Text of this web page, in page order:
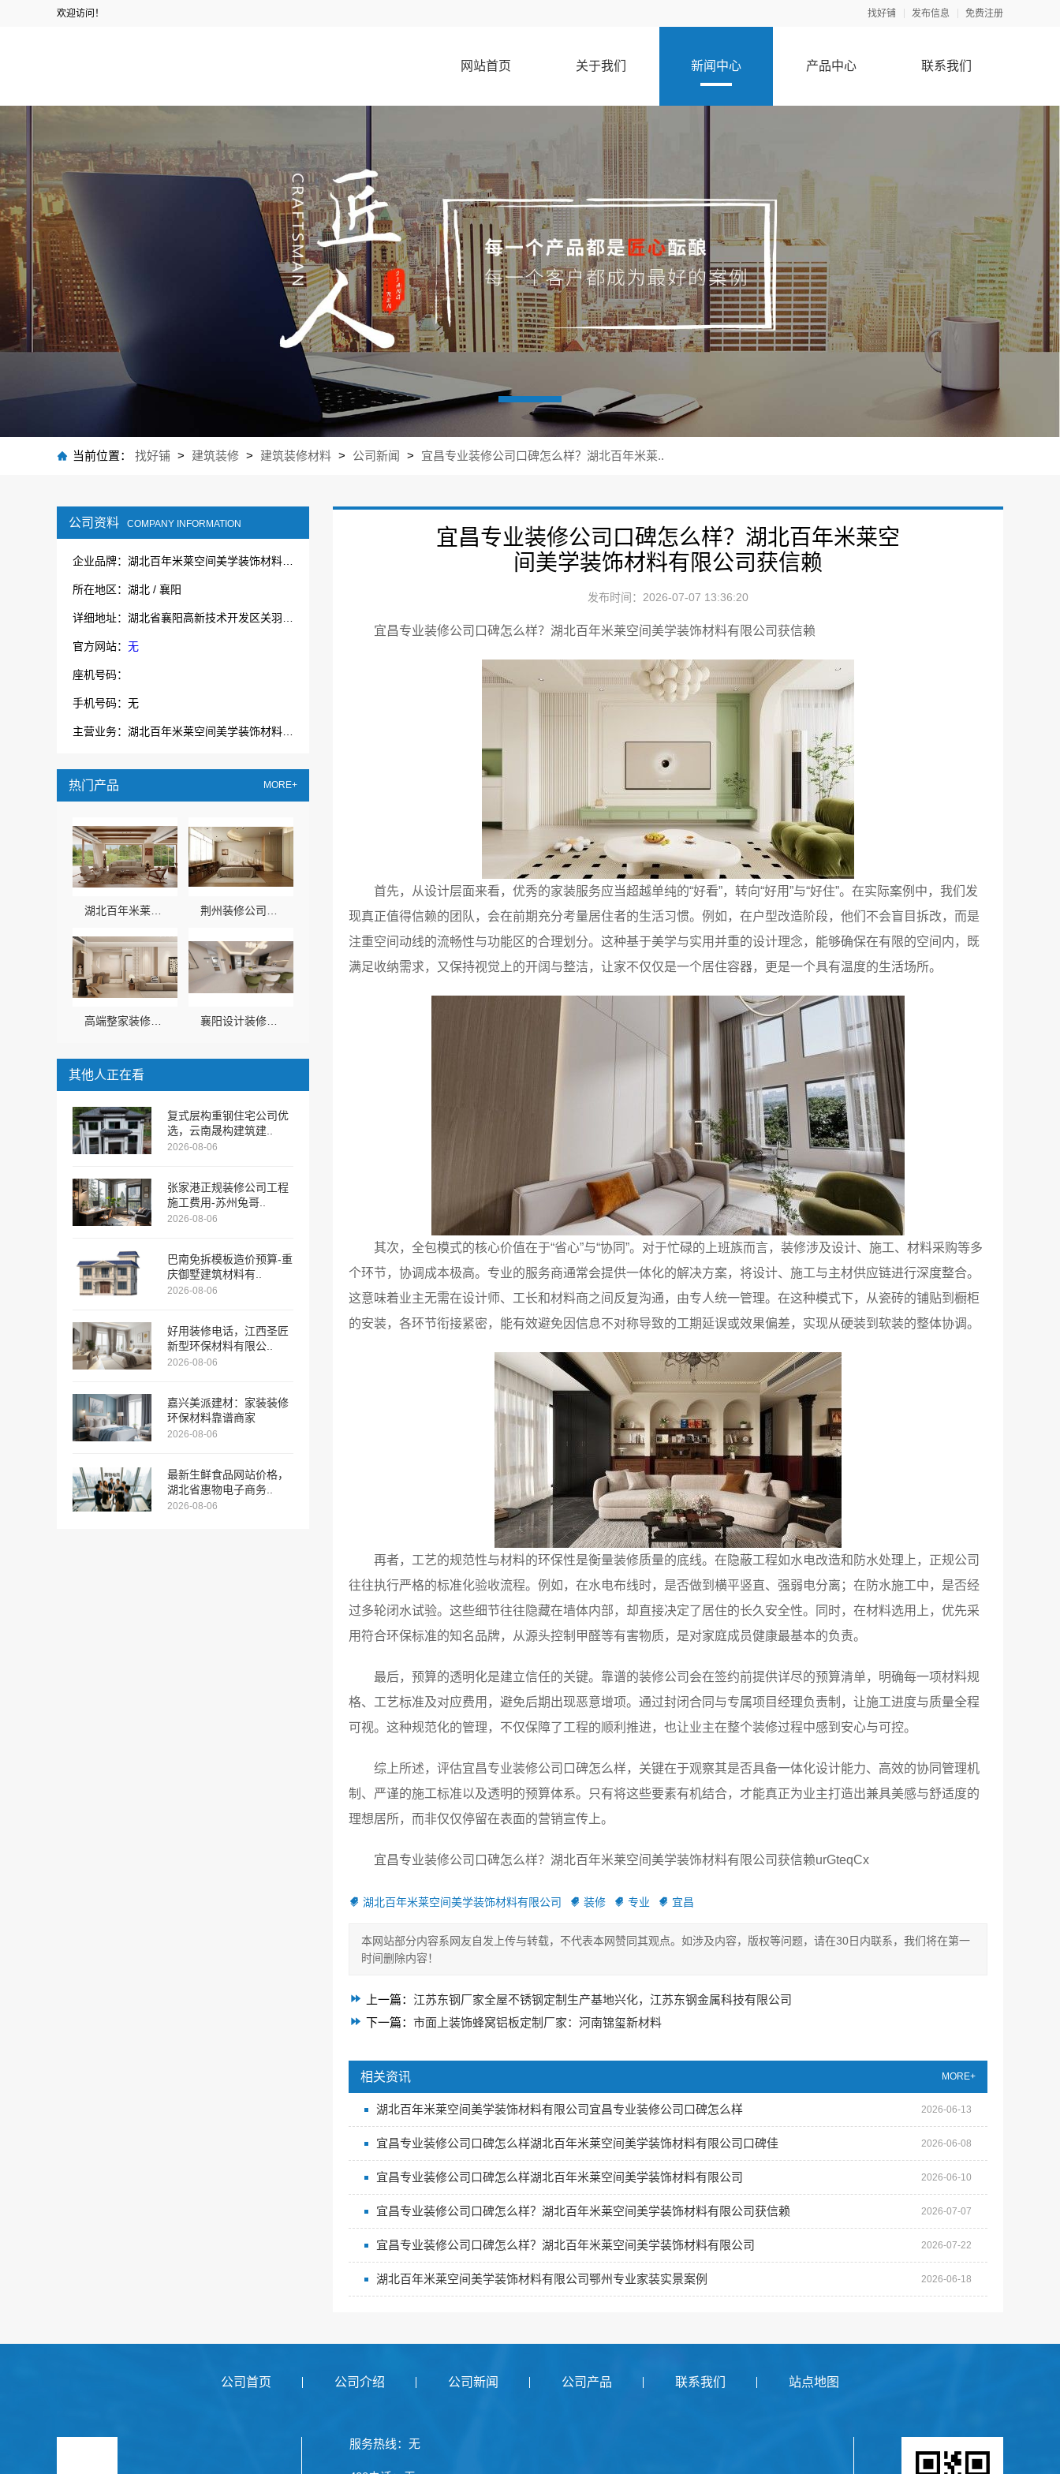
欢迎访问！ 找好铺 发布信息 免费注册
网站首页 关于我们 新闻中心 产品中心 联系我们
当前位置： 找好铺 > 建筑装修 > 建筑装修材料 > 公司新闻 > 宜昌专业装修公司口碑怎么样？湖北百年米莱..
公司资料 COMPANY INFORMATION
所在地区：湖北 / 襄阳
官方网站： 无
座机号码：
手机号码：无
热门产品 MORE+
其他人正在看
复式层构重钢住宅公司优
选，云南晟构建筑建..
2026-08-06
张家港正规装修公司工程
施工费用-苏州兔哥..
2026-08-06
巴南免拆模板造价预算-重
庆御墅建筑材料有..
2026-08-06
好用装修电话，江西圣匠
新型环保材料有限公..
2026-08-06
嘉兴美派建材：家装装修
环保材料靠谱商家
2026-08-06
最新生鲜食品网站价格，
湖北省惠物电子商务..
2026-08-06
宜昌专业装修公司口碑怎么样？湖北百年米莱空
间美学装饰材料有限公司获信赖
发布时间：2026-07-07 13:36:20
宜昌专业装修公司口碑怎么样？湖北百年米莱空间美学装饰材料有限公司获信赖
首先，从设计层面来看，优秀的家装服务应当超越单纯的“好看”，转向“好用”与“好住”。在实际案例中，我们发
现真正值得信赖的团队，会在前期充分考量居住者的生活习惯。例如，在户型改造阶段，他们不会盲目拆改，而是
注重空间动线的流畅性与功能区的合理划分。这种基于美学与实用并重的设计理念，能够确保在有限的空间内，既
满足收纳需求，又保持视觉上的开阔与整洁，让家不仅仅是一个居住容器，更是一个具有温度的生活场所。
其次，全包模式的核心价值在于“省心”与“协同”。对于忙碌的上班族而言，装修涉及设计、施工、材料采购等多
个环节，协调成本极高。专业的服务商通常会提供一体化的解决方案，将设计、施工与主材供应链进行深度整合。
这意味着业主无需在设计师、工长和材料商之间反复沟通，由专人统一管理。在这种模式下，从瓷砖的铺贴到橱柜
的安装，各环节衔接紧密，能有效避免因信息不对称导致的工期延误或效果偏差，实现从硬装到软装的整体协调。
再者，工艺的规范性与材料的环保性是衡量装修质量的底线。在隐蔽工程如水电改造和防水处理上，正规公司
往往执行严格的标准化验收流程。例如，在水电布线时，是否做到横平竖直、强弱电分离；在防水施工中，是否经
过多轮闭水试验。这些细节往往隐藏在墙体内部，却直接决定了居住的长久安全性。同时，在材料选用上，优先采
用符合环保标准的知名品牌，从源头控制甲醛等有害物质，是对家庭成员健康最基本的负责。
最后，预算的透明化是建立信任的关键。靠谱的装修公司会在签约前提供详尽的预算清单，明确每一项材料规
格、工艺标准及对应费用，避免后期出现恶意增项。通过封闭合同与专属项目经理负责制，让施工进度与质量全程
可视。这种规范化的管理，不仅保障了工程的顺利推进，也让业主在整个装修过程中感到安心与可控。
综上所述，评估宜昌专业装修公司口碑怎么样，关键在于观察其是否具备一体化设计能力、高效的协同管理机
制、严谨的施工标准以及透明的预算体系。只有将这些要素有机结合，才能真正为业主打造出兼具美感与舒适度的
理想居所，而非仅仅停留在表面的营销宣传上。
宜昌专业装修公司口碑怎么样？湖北百年米莱空间美学装饰材料有限公司获信赖urGteqCx
湖北百年米莱空间美学装饰材料有限公司 装修 专业 宜昌
本网站部分内容系网友自发上传与转载，不代表本网赞同其观点。如涉及内容，版权等问题，请在30日内联系，我们将在第一
时间删除内容！
上一篇： 江苏东钢厂家全屋不锈钢定制生产基地兴化，江苏东钢金属科技有限公司
下一篇： 市面上装饰蜂窝铝板定制厂家：河南锦玺新材料
相关资讯 MORE+
湖北百年米莱空间美学装饰材料有限公司宜昌专业装修公司口碑怎么样 2026-06-13
宜昌专业装修公司口碑怎么样湖北百年米莱空间美学装饰材料有限公司口碑佳 2026-06-08
宜昌专业装修公司口碑怎么样湖北百年米莱空间美学装饰材料有限公司 2026-06-10
宜昌专业装修公司口碑怎么样？湖北百年米莱空间美学装饰材料有限公司获信赖 2026-07-07
宜昌专业装修公司口碑怎么样？湖北百年米莱空间美学装饰材料有限公司 2026-07-22
湖北百年米莱空间美学装饰材料有限公司鄂州专业家装实景案例 2026-06-18
公司首页 公司介绍 公司新闻 公司产品 联系我们 站点地图
服务热线：无